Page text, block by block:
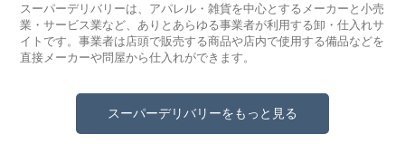
スーパーデリバリーは、アパレル・雑貨を中心とするメーカーと小売
業・サービス業など、ありとあらゆる事業者が利用する卸・仕入れサ
イトです。事業者は店頭で販売する商品や店内で使用する備品などを
直接メーカーや問屋から仕入れができます。
スーパーデリバリーをもっと見る